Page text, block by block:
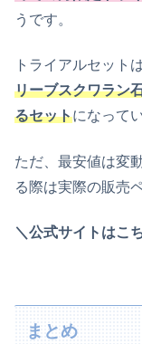
うです。
トライアルセットは
リーブスクワラン
るセットになって
ただ、最安値は変
る際は実際の販売
＼公式サイトはこ
まとめ